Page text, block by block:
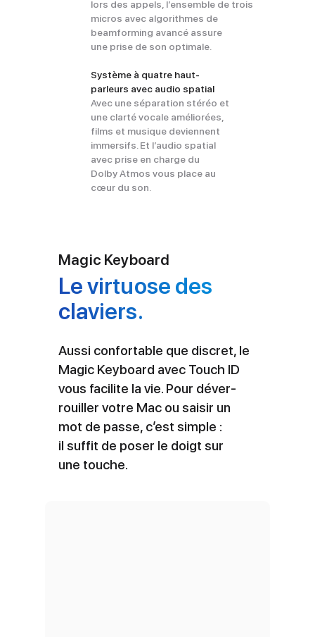
lors des appels, l’ensemble de trois
micros avec algorithmes de
beamforming avancé assure
une prise de son optimale.
Système à quatre haut-
parleurs avec audio spatial
Avec une séparation stéréo et
une clarté vocale améliorées,
films et musique deviennent
immersifs. Et l’audio spatial
avec prise en charge du
Dolby Atmos vous place au
cœur du son.
Magic Keyboard
Le virtuose des
claviers.
Aussi confortable que discret, le
Magic Keyboard avec Touch ID
vous facilite la vie. Pour déver­
rouiller votre Mac ou saisir un
mot de passe, c’est simple :
il suffit de poser le doigt sur
une touche.